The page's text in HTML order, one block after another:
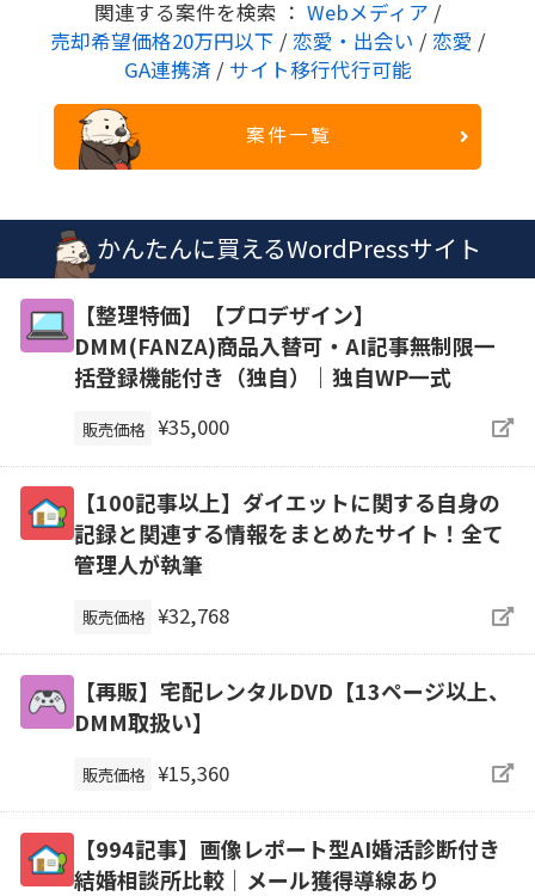
関連する案件を検索 ： Webメディア /
売却希望価格20万円以下 / 恋愛・出会い / 恋愛 /
GA連携済 / サイト移行代行可能
案件一覧
かんたんに買えるWordPressサイト
【整理特価】【プロデザイン】
DMM(FANZA)商品入替可・AI記事無制限一
括登録機能付き（独自）｜独自WP一式
販売価格 ¥35,000
【100記事以上】ダイエットに関する自身の
記録と関連する情報をまとめたサイト！全て
管理人が執筆
販売価格 ¥32,768
【再販】宅配レンタルDVD【13ページ以上、
DMM取扱い】
販売価格 ¥15,360
【994記事】画像レポート型AI婚活診断付き
結婚相談所比較｜メール獲得導線あり